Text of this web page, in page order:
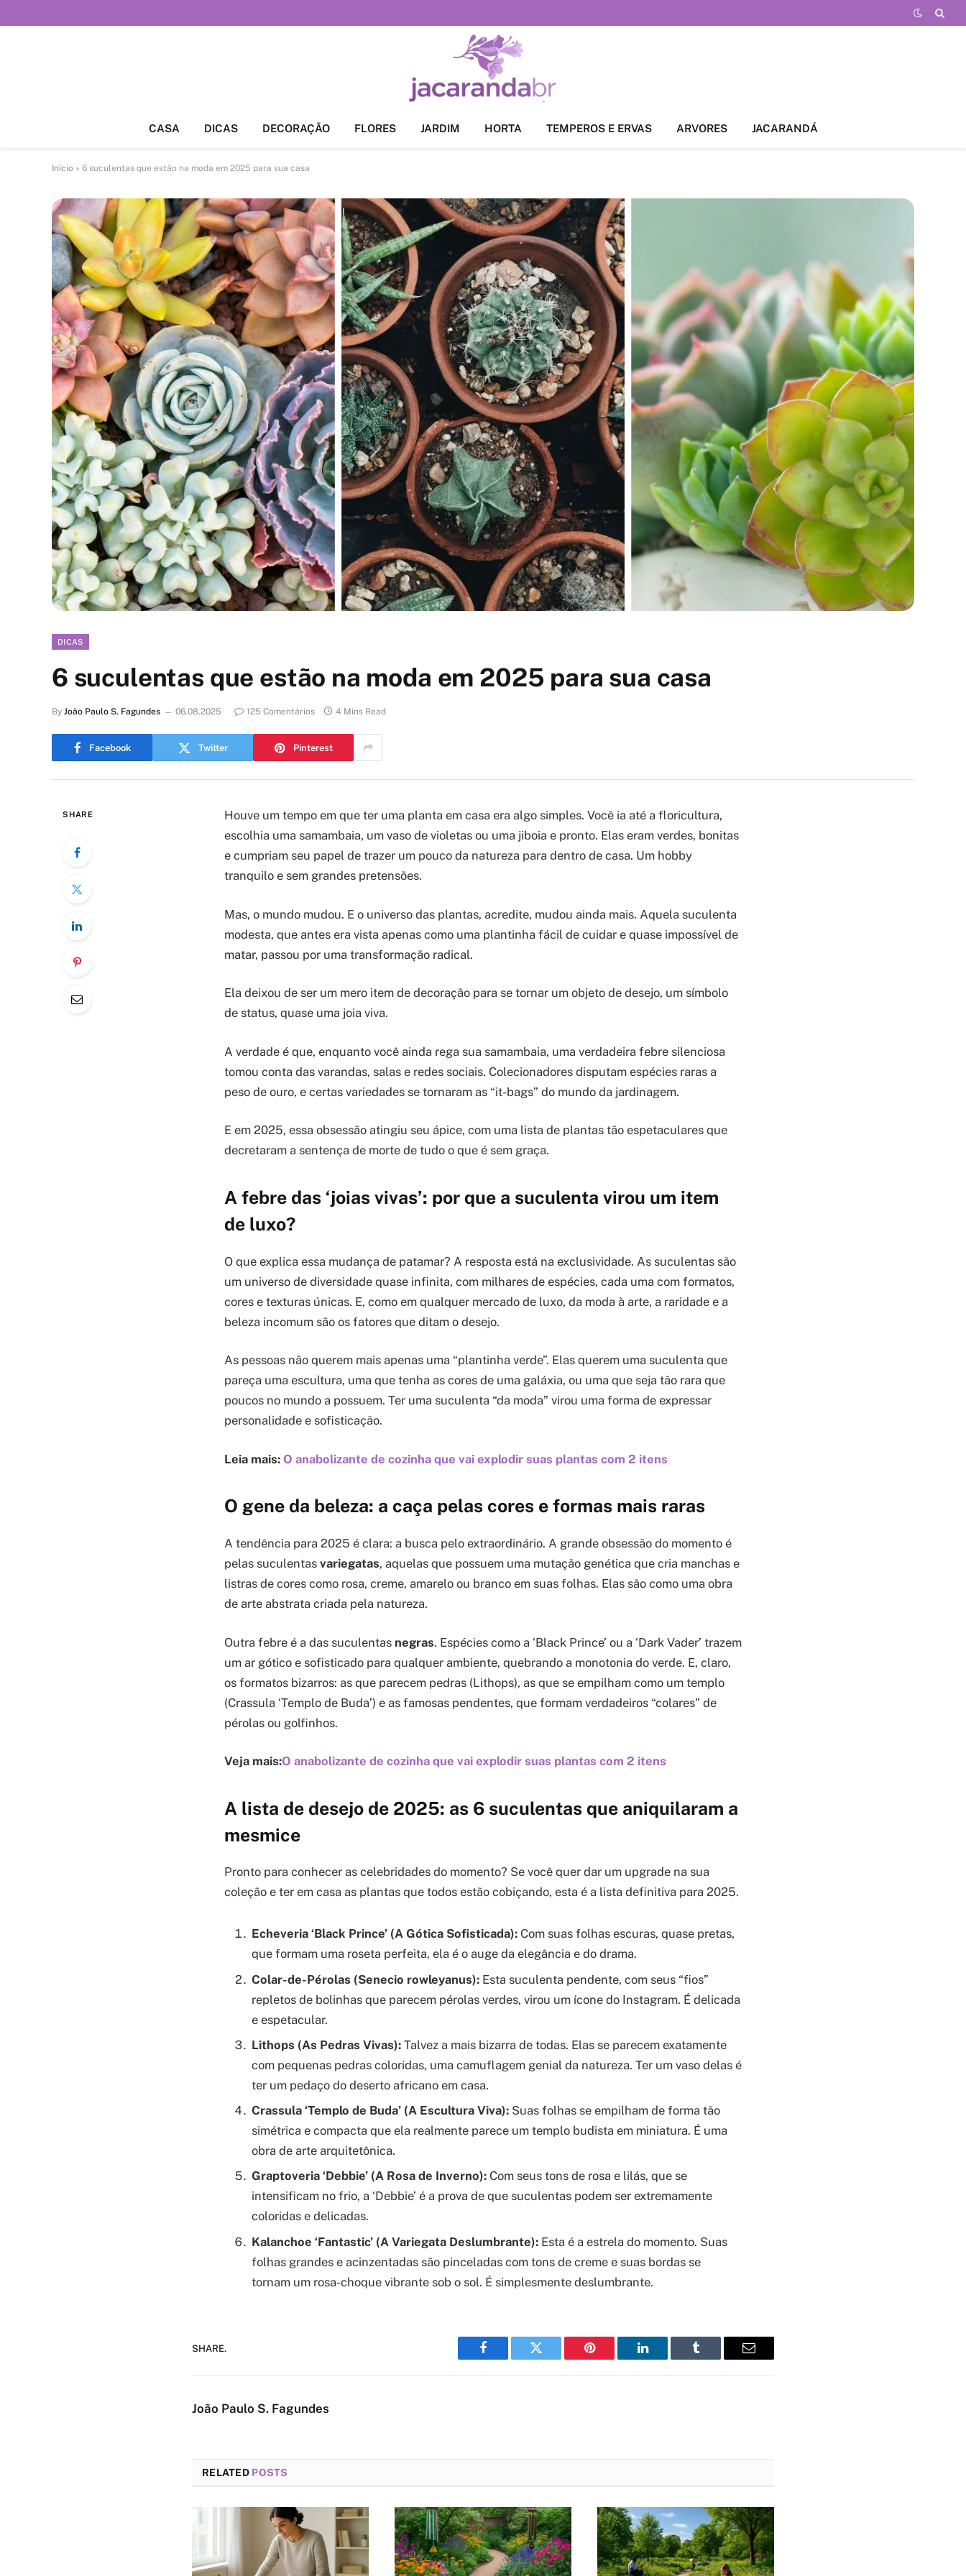
CASA DICAS DECORAÇÃO FLORES JARDIM HORTA TEMPEROS E ERVAS ARVORES JACARANDÁ
Início » 6 suculentas que estão na moda em 2025 para sua casa
DICAS
6 suculentas que estão na moda em 2025 para sua casa
By João Paulo S. Fagundes 06.08.2025 125 Comentários 4 Mins Read
Facebook Twitter Pinterest
SHARE
Houve um tempo em que ter uma planta em casa era algo simples. Você ia até a floricultura,
escolhia uma samambaia, um vaso de violetas ou uma jiboia e pronto. Elas eram verdes, bonitas
e cumpriam seu papel de trazer um pouco da natureza para dentro de casa. Um hobby
tranquilo e sem grandes pretensões.
Mas, o mundo mudou. E o universo das plantas, acredite, mudou ainda mais. Aquela suculenta
modesta, que antes era vista apenas como uma plantinha fácil de cuidar e quase impossível de
matar, passou por uma transformação radical.
Ela deixou de ser um mero item de decoração para se tornar um objeto de desejo, um símbolo
de status, quase uma joia viva.
A verdade é que, enquanto você ainda rega sua samambaia, uma verdadeira febre silenciosa
tomou conta das varandas, salas e redes sociais. Colecionadores disputam espécies raras a
peso de ouro, e certas variedades se tornaram as “it-bags” do mundo da jardinagem.
E em 2025, essa obsessão atingiu seu ápice, com uma lista de plantas tão espetaculares que
decretaram a sentença de morte de tudo o que é sem graça.
A febre das ‘joias vivas’: por que a suculenta virou um item
de luxo?
O que explica essa mudança de patamar? A resposta está na exclusividade. As suculentas são
um universo de diversidade quase infinita, com milhares de espécies, cada uma com formatos,
cores e texturas únicas. E, como em qualquer mercado de luxo, da moda à arte, a raridade e a
beleza incomum são os fatores que ditam o desejo.
As pessoas não querem mais apenas uma “plantinha verde”. Elas querem uma suculenta que
pareça uma escultura, uma que tenha as cores de uma galáxia, ou uma que seja tão rara que
poucos no mundo a possuem. Ter uma suculenta “da moda” virou uma forma de expressar
personalidade e sofisticação.
Leia mais: O anabolizante de cozinha que vai explodir suas plantas com 2 itens
O gene da beleza: a caça pelas cores e formas mais raras
A tendência para 2025 é clara: a busca pelo extraordinário. A grande obsessão do momento é
pelas suculentas variegatas, aquelas que possuem uma mutação genética que cria manchas e
listras de cores como rosa, creme, amarelo ou branco em suas folhas. Elas são como uma obra
de arte abstrata criada pela natureza.
Outra febre é a das suculentas negras. Espécies como a ‘Black Prince’ ou a ‘Dark Vader’ trazem
um ar gótico e sofisticado para qualquer ambiente, quebrando a monotonia do verde. E, claro,
os formatos bizarros: as que parecem pedras (Lithops), as que se empilham como um templo
(Crassula ‘Templo de Buda’) e as famosas pendentes, que formam verdadeiros “colares” de
pérolas ou golfinhos.
Veja mais:O anabolizante de cozinha que vai explodir suas plantas com 2 itens
A lista de desejo de 2025: as 6 suculentas que aniquilaram a
mesmice
Pronto para conhecer as celebridades do momento? Se você quer dar um upgrade na sua
coleção e ter em casa as plantas que todos estão cobiçando, esta é a lista definitiva para 2025.
Echeveria ‘Black Prince’ (A Gótica Sofisticada): Com suas folhas escuras, quase pretas,
que formam uma roseta perfeita, ela é o auge da elegância e do drama.
Colar-de-Pérolas (Senecio rowleyanus): Esta suculenta pendente, com seus “fios”
repletos de bolinhas que parecem pérolas verdes, virou um ícone do Instagram. É delicada
e espetacular.
Lithops (As Pedras Vivas): Talvez a mais bizarra de todas. Elas se parecem exatamente
com pequenas pedras coloridas, uma camuflagem genial da natureza. Ter um vaso delas é
ter um pedaço do deserto africano em casa.
Crassula ‘Templo de Buda’ (A Escultura Viva): Suas folhas se empilham de forma tão
simétrica e compacta que ela realmente parece um templo budista em miniatura. É uma
obra de arte arquitetônica.
Graptoveria ‘Debbie’ (A Rosa de Inverno): Com seus tons de rosa e lilás, que se
intensificam no frio, a ‘Debbie’ é a prova de que suculentas podem ser extremamente
coloridas e delicadas.
Kalanchoe ‘Fantastic’ (A Variegata Deslumbrante): Esta é a estrela do momento. Suas
folhas grandes e acinzentadas são pinceladas com tons de creme e suas bordas se
tornam um rosa-choque vibrante sob o sol. É simplesmente deslumbrante.
SHARE.
Facebook Twitter Pinterest LinkedIn Tumblr Email
João Paulo S. Fagundes
RELATED POSTS